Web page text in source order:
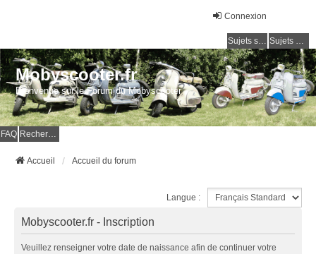
Connexion
Sujets sans réponse Sujets actifs
Mobyscooter.fr
Bienvenue sur le Forum du Mobyscooter
FAQ Rechercher
Accueil Accueil du forum
Langue :
Mobyscooter.fr - Inscription
Veuillez renseigner votre date de naissance afin de continuer votre